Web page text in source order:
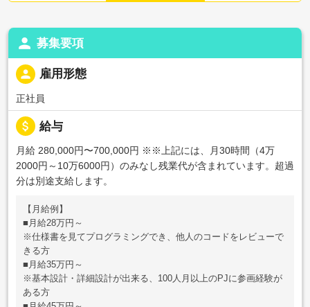
person 募集要項
person 雇用形態
正社員
attach_money 給与
月給 280,000円〜700,000円 ※※上記には、月30時間（4万
2000円～10万6000円）のみなし残業代が含まれています。超過
分は別途支給します。
【月給例】
■月給28万円～
※仕様書を見てプログラミングでき、他人のコードをレビューで
きる方
■月給35万円～
※基本設計・詳細設計が出来る、100人月以上のPJに参画経験が
ある方